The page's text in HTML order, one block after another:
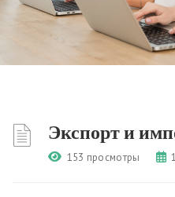
Экспорт и
153 просмотры